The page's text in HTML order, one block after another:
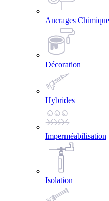
Ancrages
Décoration
Hybrides
Imperméabilisation
Isolation